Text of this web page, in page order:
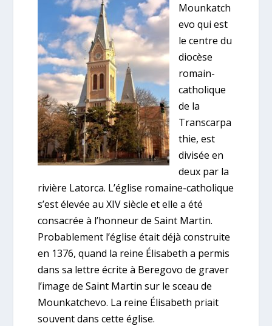
Mounkatch
evo qui est
le centre du
diocèse
romain-
catholique
de la
Transcarpa
thie, est
divisée en
deux par la
rivière Latorca. L’église romaine-catholique
s’est élevée au XIV siècle et elle a été
consacrée à l’honneur de Saint Martin.
Probablement l’église était déjà construite
en 1376, quand la reine Élisabeth a permis
dans sa lettre écrite à Beregovo de graver
l’image de Saint Martin sur le sceau de
Mounkatchevo. La reine Élisabeth priait
souvent dans cette église.